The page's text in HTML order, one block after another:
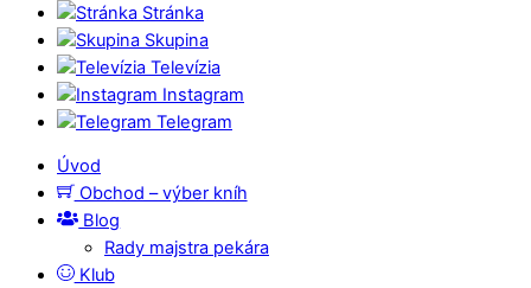
Stránka
Skupina
Televízia
Instagram
Telegram
Úvod
Obchod – výber kníh
Blog
Rady majstra pekára
Klub